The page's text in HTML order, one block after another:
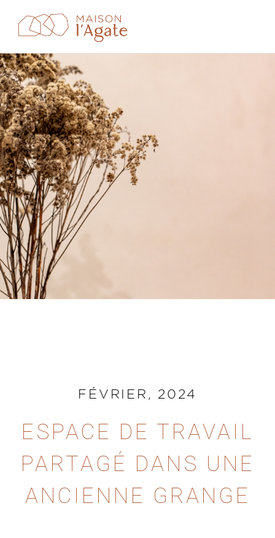
FÉVRIER, 2024
ESPACE DE TRAVAIL
PARTAGÉ DANS UNE
ANCIENNE GRANGE